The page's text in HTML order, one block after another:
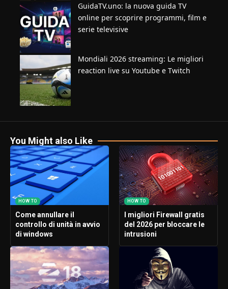
GuidaTV.uno: la nuova guida TV
online per scoprire programmi, film e
serie televisive
Mondiali 2026 streaming: Le migliori
reaction live su Youtube e Twitch
You Might also Like
HOW TO
Come annullare il
controllo di unità in avvio
di windows
HOW TO
I migliori Firewall gratis
del 2026 per bloccare le
intrusioni